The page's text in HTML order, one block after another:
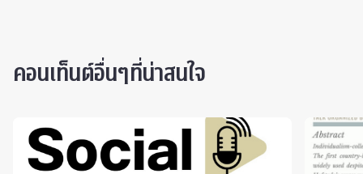
คอนเท็นต์อื่นๆที่น่าสนใจ